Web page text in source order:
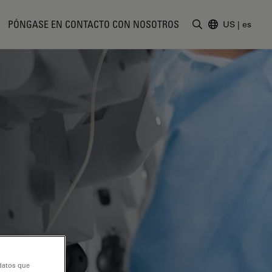
PÓNGASE EN CONTACTO CON NOSOTROS US | es
que